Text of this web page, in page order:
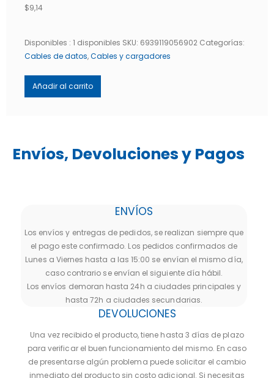
$9,14
Disponibles : 1 disponibles SKU: 6939119056902 Categorías:
Cables de datos,Cables y cargadores
Añadir al carrito
Envíos, Devoluciones y Pagos
ENVÍOS
Los envíos y entregas de pedidos, se realizan siempre que
el pago este confirmado. Los pedidos confirmados de
Lunes a Viernes hasta a las 15:00 se envían el mismo día,
caso contrario se envían el siguiente día hábil.
Los envíos demoran hasta 24h a ciudades principales y
hasta 72h a ciudades secundarias.
DEVOLUCIONES
Una vez recibido el producto, tiene hasta 3 días de plazo
para verificar el buen funcionamiento del mismo. En caso
de presentarse algún problema puede solicitar el cambio
inmediato del producto sin costo adicional. Si necesitas